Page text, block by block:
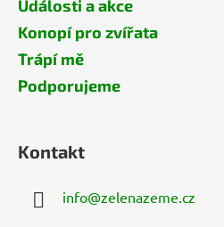
Události a akce
Konopí pro zvířata
Trápí mě
Podporujeme
Kontakt
info@zelenazeme.cz